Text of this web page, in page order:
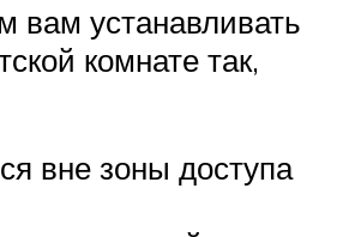
вам устанавливать
комнате так,
вне зоны доступа